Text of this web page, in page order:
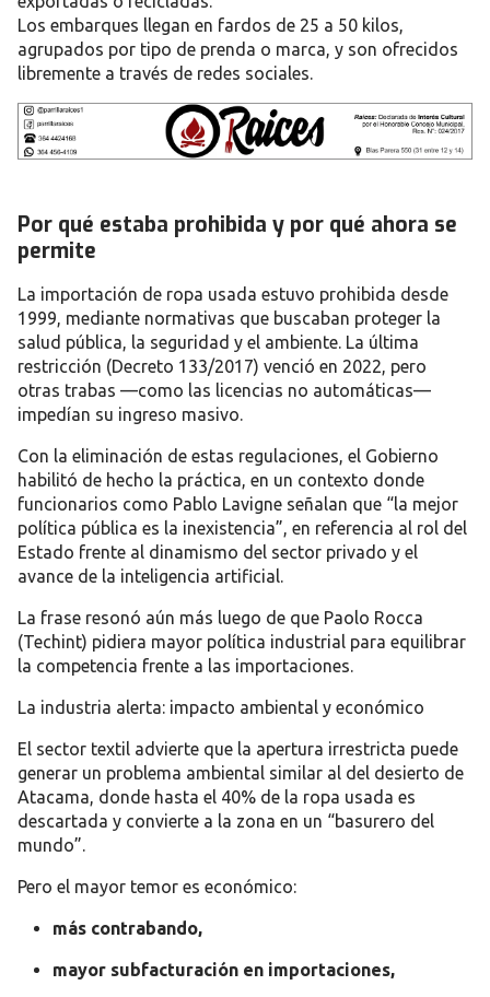
Los embarques llegan en fardos de 25 a 50 kilos
agrupados por tipo de prenda o marca, y son ofrecidos
libremente a través de redes sociales.
Por qué estaba prohibida y por qué ahora se
permite
La importación de ropa usada estuvo prohibida desde
1999, mediante normativas que buscaban proteger la
salud pública, la seguridad y el ambiente. La última
restricción (Decreto 133/2017) venció en 2022, pero
otras trabas —como las licencias no automáticas—
impedían su ingreso masivo.
Con la eliminación de estas regulaciones, el Gobierno
habilitó de hecho la práctica, en un contexto donde
funcionarios como Pablo Lavigne señalan que “la mejor
política pública es la inexistencia”, en referencia al rol del
Estado frente al dinamismo del sector privado y el
avance de la inteligencia artificial.
La frase resonó aún más luego de que Paolo Rocca
(Techint) pidiera mayor política industrial para equilibrar
la competencia frente a las importaciones.
La industria alerta: impacto ambiental y económico
El sector textil advierte que la apertura irrestricta puede
generar un problema ambiental similar al del desierto de
Atacama, donde hasta el 40% de la ropa usada es
descartada y convierte a la zona en un “basurero del
mundo”.
Pero el mayor temor es económico:
más contrabando,
mayor subfacturación en importaciones,